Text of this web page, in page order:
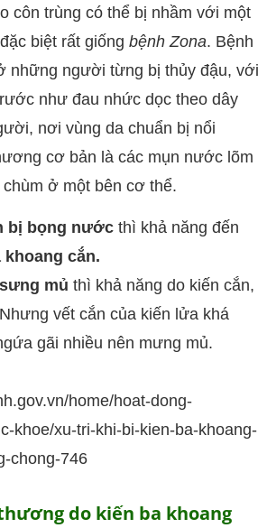
côn trùng có thể bị nhầm với một
biệt rất giốngbệnh Zona. Bệnh
những người từng bị thủy đậu, với
như đau nhức dọc theo dây
nơi vùng da chuẩn bị nổi
cơ bản là các mụn nước lõm
ở một bên cơ thể.
bị bọng nướcthì khả năng đến
khoang cắn.
mủ thì khả năng do kiến cắn,
vết cắn của kiến lửa khá
gãi nhiều nên mưng mủ.
home/hoat-dong-
khoe/xu-tri-khi-bi-kien-ba-khoang-
chong-746
do kiến ba khoang